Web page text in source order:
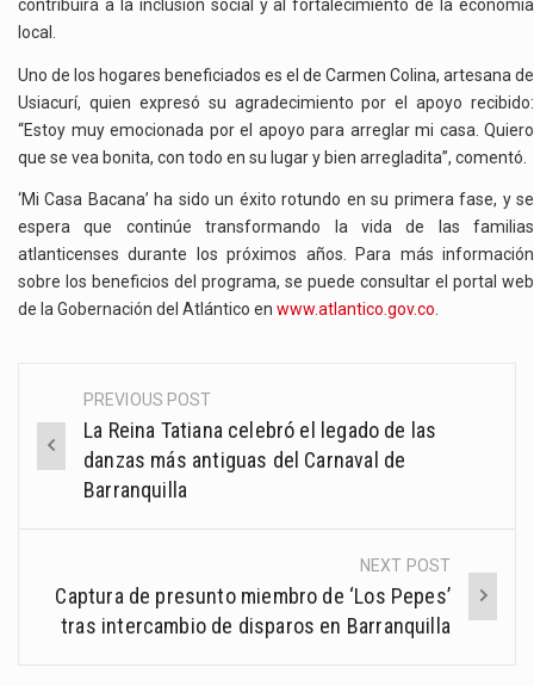
contribuirá a la inclusión social y al fortalecimiento de la economía
local.
Uno de los hogares beneficiados es el de Carmen Colina, artesana de
Usiacurí, quien expresó su agradecimiento por el apoyo recibido:
“Estoy muy emocionada por el apoyo para arreglar mi casa. Quiero
que se vea bonita, con todo en su lugar y bien arregladita”, comentó.
‘Mi Casa Bacana’ ha sido un éxito rotundo en su primera fase, y se
espera que continúe transformando la vida de las familias
atlanticenses durante los próximos años. Para más información
sobre los beneficios del programa, se puede consultar el portal web
de la Gobernación del Atlántico en www.atlantico.gov.co.
Post
navigation
PREVIOUS POST
La Reina Tatiana celebró el legado de las
danzas más antiguas del Carnaval de
Barranquilla
NEXT POST
Captura de presunto miembro de ‘Los Pepes’
tras intercambio de disparos en Barranquilla